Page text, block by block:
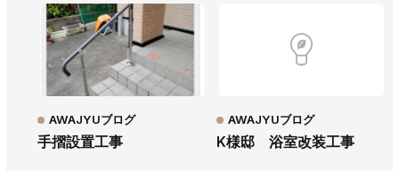
手摺設置工事
AWAJYUブログ
K様邸 浴室改装工事
AWAJYUブログ